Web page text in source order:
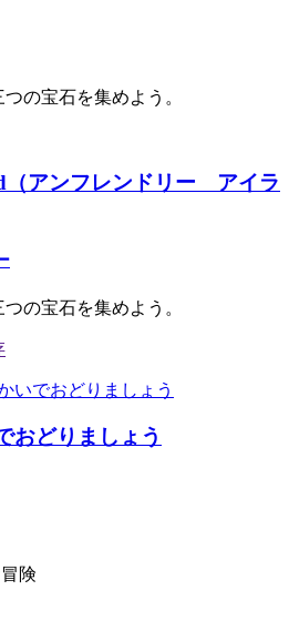
の宝石を集めよう。
（アンフレンドリー アイラ
の宝石を集めよう。
おどりましょう
険